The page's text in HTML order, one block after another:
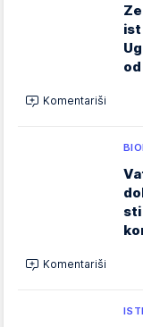
Komentariši
Komentariši